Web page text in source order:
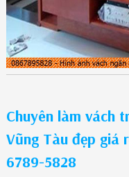
Chuyên làm vách
Vũng Tàu đẹp giá
6789-5828